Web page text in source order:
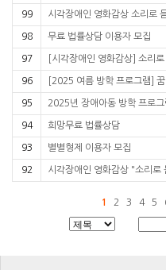
99 시각장애인 영화감상 소리로
98 무료 법률상담 이용자 모집
97 [시각장애인 영화감상] 소리
96 [2025 여름 방학 프로그램]
95 2025년 장애아동 방학 프로그
94 희망무료 법률상담
93 별별형제 이용자 모집
92 시각장애인 영화감상 "소리로
1 2 3 4 5